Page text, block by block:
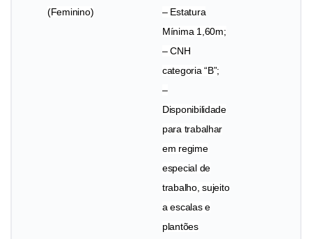
(Feminino)
– Estatura
Mínima 1,60m;
– CNH
categoria “B”;
–
Disponibilidade
para trabalhar
em regime
especial de
trabalho, sujeito
a escalas e
plantões